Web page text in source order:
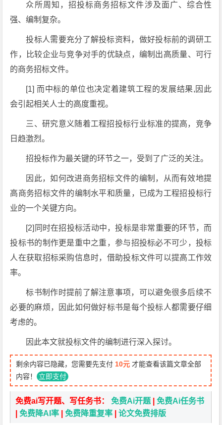
众所周知，招投标商务招标文件涉及面广、综合性
强、编制复杂。
投标人需要充分了解投标资料，做好投标前的调研工
作，比较企业与竞争对手的优缺点，编制出高质量、可行
的商务招标文件。
[1] 而中标的单位也决定着建筑工程的发展结果,因此
会引起相关人士的高度重视。
三、研究意义随着工程招投标行业标准的提高，竞争
日趋激烈。
招投标作为最关键的环节之一，受到了广泛的关注。
因此，如何改进商务招标文件的编制，从而有效地提
高商务招标文件的编制水平和质量，已成为工程招投标行
业的一个关键方向。
[2]同时在招投标活动中，投标是非常重要的环节，而
投标书的制作更是重中之重，参与招投标必不可少，投标
人在获取招标采购信息时，借助投标文件可以提高工作效
率。
标书制作时提前了解注意事项，可以避免很多后续不
必要的麻烦，因此如何做好标书是每个投标人都需要仔细
考虑的。
因此本文就投标文件的编制进行深入探讨。
剩余内容已隐藏，您需要先支付 10元 才能查看该篇文章全部
内容！ 立即支付
免费ai写开题、写任务书：免费Ai开题 |免费Ai任务书
|免费降AI率 |免费降重复率 |论文免费排版